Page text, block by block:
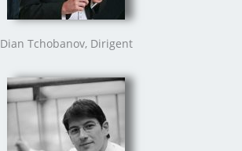
Dian Tchobanov, Dirigent